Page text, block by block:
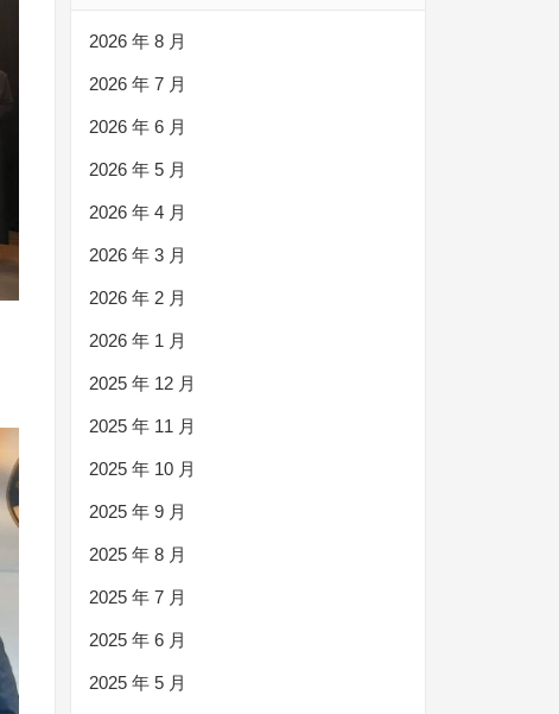
2026 年 8 月
2026 年 7 月
2026 年 6 月
2026 年 5 月
2026 年 4 月
2026 年 3 月
2026 年 2 月
2026 年 1 月
2025 年 12 月
2025 年 11 月
2025 年 10 月
2025 年 9 月
2025 年 8 月
2025 年 7 月
2025 年 6 月
2025 年 5 月